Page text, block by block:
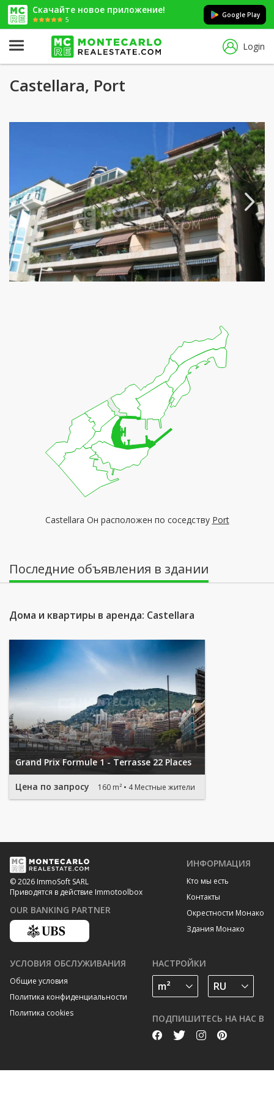
Скачайте новое приложение!
5
Google Play
Login
Castellara, Port
Castellara Он расположен по соседству Port
Последние объявления в здании
Дома и квартиры в аренда: Castellara
Grand Prix Formule 1 - Terrasse 22 Places
Цена по запросу 160 m² 4 Местные жители
© 2026 ImmoSoft SARL
Приводятся в действие Immotoolbox
OUR BANKING PARTNER
ИНФОРМАЦИЯ
Кто мы есть
Контакты
Окрестности Монако
Здания Монако
УСЛОВИЯ ОБСЛУЖИВАНИЯ
Общие условия
Политика конфиденциальности
Политика cookies
НАСТРОЙКИ
ПОДПИШИТЕСЬ НА НАС В